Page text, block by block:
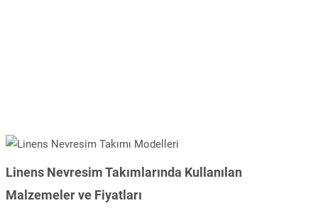
Linens Nevresim Takımlarında Kullanılan
Malzemeler ve Fiyatları